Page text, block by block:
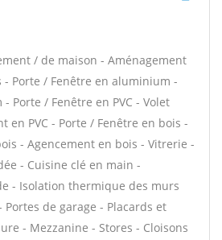
/ de maison - Aménagement
- Porte / Fenêtre en aluminium -
Porte / Fenêtre en PVC - Volet
en PVC - Porte / Fenêtre en bois -
- Agencement en bois - Vitrerie -
- Cuisine clé en main -
- Isolation thermique des murs
de garage - Placards et
- Mezzanine - Stores - Cloisons